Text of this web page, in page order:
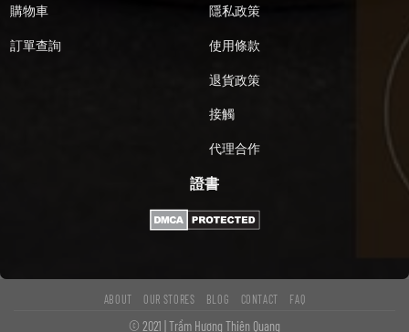
購物車
訂單查詢
隱私政策
使用條款
退貨政策
接觸
代理合作
證書
ABOUT OUR STORES BLOG CONTACT FAQ
© 2021 | Trầm Hương Thiên Quang